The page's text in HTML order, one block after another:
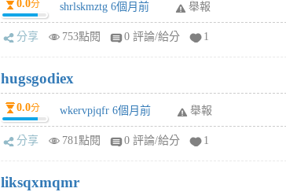
0.0分 shrlskmztg 6個月前 舉報
分享 753點閱 0 評論/給分 1
hugsgodiex
0.0分 wkervpjqfr 6個月前 舉報
分享 781點閱 0 評論/給分 1
liksqxmqmr